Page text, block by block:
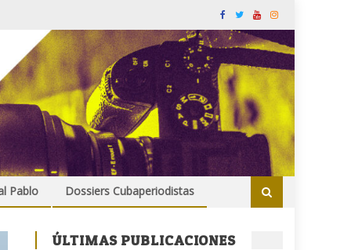
Pablo Dossiers Cubaperiodistas
ÚLTIMAS PUBLICACIONES